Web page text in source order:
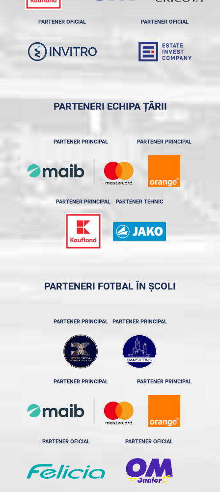
PARTENER OFICIAL PARTENER OFICIAL
PARTENERI ECHIPA ȚĂRII
PARTENER PRINCIPAL PARTENER PRINCIPAL
PARTENER PRINCIPAL PARTENER TEHNIC
PARTENERI FOTBAL ÎN ȘCOLI
PARTENER PRINCIPAL PARTENER PRINCIPAL
PARTENER PRINCIPAL PARTENER PRINCIPAL
PARTENER OFICIAL PARTENER OFICIAL